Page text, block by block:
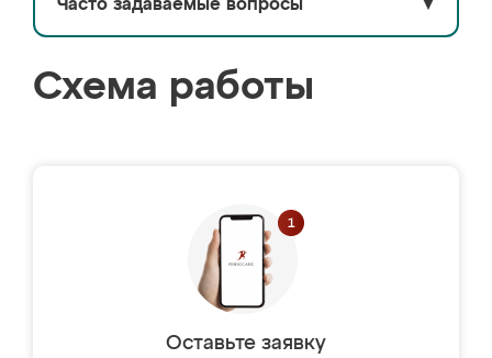
Часто задаваемые вопросы ▼
Схема работы
Оставьте заявку